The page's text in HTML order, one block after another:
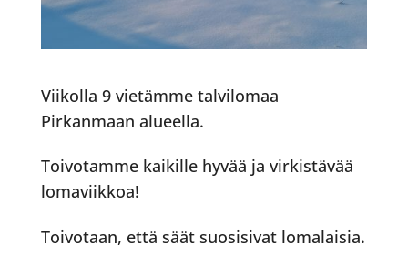
Viikolla 9 vietämme talvilomaa
Pirkanmaan alueella.
Toivotamme kaikille hyvää ja virkistävää
lomaviikkoa!
Toivotaan, että säät suosisivat lomalaisia.